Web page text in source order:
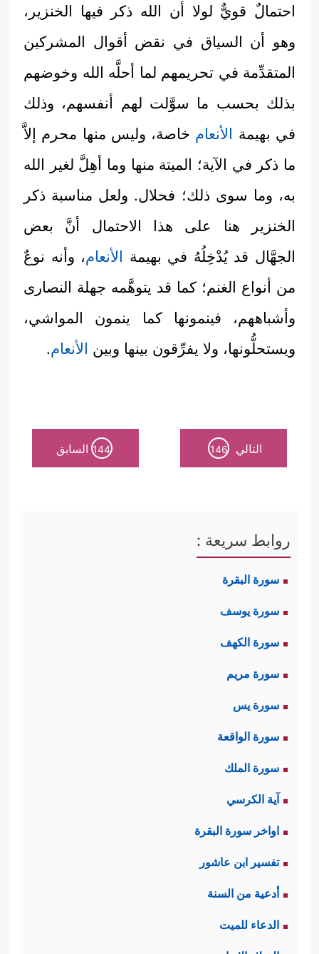
احتمالٌ قويٌّ لولا أن الله ذكر فيها الخنزير،
وهو أن السياق في نقض أقوال المشركين
المتقدِّمة في تحريمهم لما أحلَّه الله وخوضهم
بذلك بحسب ما سوَّلت لهم أنفسهم، وذلك
في بهيمة الأنعام خاصة، وليس منها محرم إلاَّ
ما ذكر في الآية؛ الميتة منها وما أهِلَّ لغير الله
به، وما سوى ذلك؛ فحلال. ولعل مناسبة ذكر
الخنزير هنا على هذا الاحتمال أنَّ بعض
الجهَّال قد يُدْخِلُهُ في بهيمة الأنعام، وأنه نوعٌ
من أنواع الغنم؛ كما قد يتوهَّمه جهلة النصارى
وأشباههم، فينمونها كما ينمون المواشي،
ويستحلُّونها، ولا يفرِّقون بينها وبين الأنعام.
التالي 146
144 السابق
روابط سريعة :
سورة البقرة
سورة يوسف
سورة الكهف
سورة مريم
سورة يس
سورة الواقعة
سورة الملك
آية الكرسي
اواخر سورة البقرة
تفسير ابن عاشور
أدعية من السنة
الدعاء للميت